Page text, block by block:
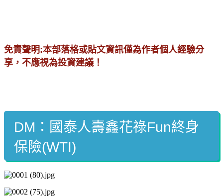
免責聲明:本部落格或貼文資訊僅為作者個人經驗分
享，不應視為投資建議！
DM：國泰人壽鑫花祿Fun終身
保險(WTI)